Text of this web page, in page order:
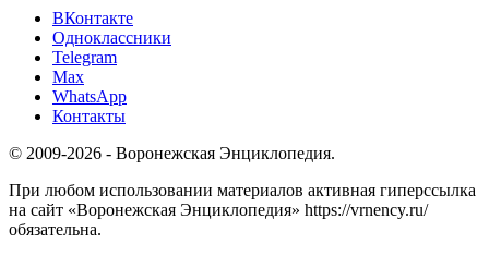
ВКонтакте
Одноклассники
Telegram
Max
WhatsApp
Контакты
© 2009-2026 - Воронежская Энциклопедия.
При любом использовании материалов активная гиперссылка
на сайт «Воронежская Энциклопедия» https://vrnency.ru/
обязательна.